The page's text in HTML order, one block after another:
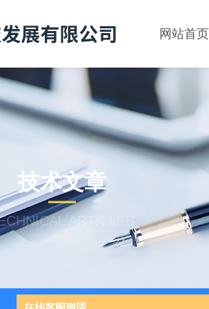
网站首页
技术文章
ARTICLES